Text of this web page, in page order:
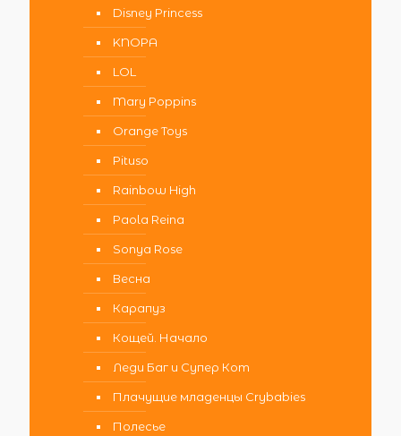
Disney Princess
KNOPA
LOL
Mary Poppins
Orange Toys
Pituso
Rainbow High
Paola Reina
Sonya Rose
Весна
Карапуз
Кощей. Начало
Леди Баг и Супер Кот
Плачущие младенцы Crybabies
Полесье